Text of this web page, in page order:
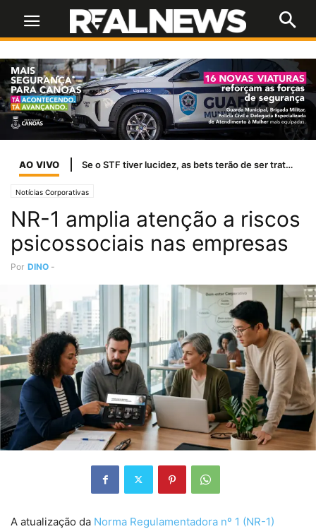
AO VIVO Temporais afetam abastecimento de água em 37 cidades do RS
Notícias Corporativas
NR-1 amplia atenção a riscos
psicossociais nas empresas
Por DINO -
A atualização da Norma Regulamentadora nº 1 (NR-1)